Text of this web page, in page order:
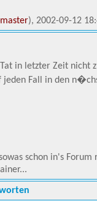
), 2002-09-12
in letzter Zeit nicht
jeden Fall in den
schon in's